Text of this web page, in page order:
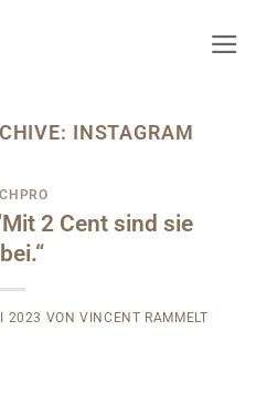
INSTAGRAM
2 Cent sind sie
2023 VONVINCENT RAMMELT